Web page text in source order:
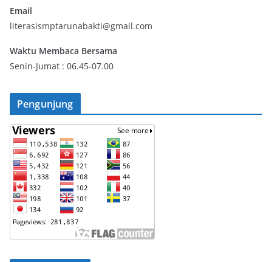
Email
literasismptarunabakti@gmail.com
Waktu Membaca Bersama
Senin-Jumat : 06.45-07.00
Pengunjung